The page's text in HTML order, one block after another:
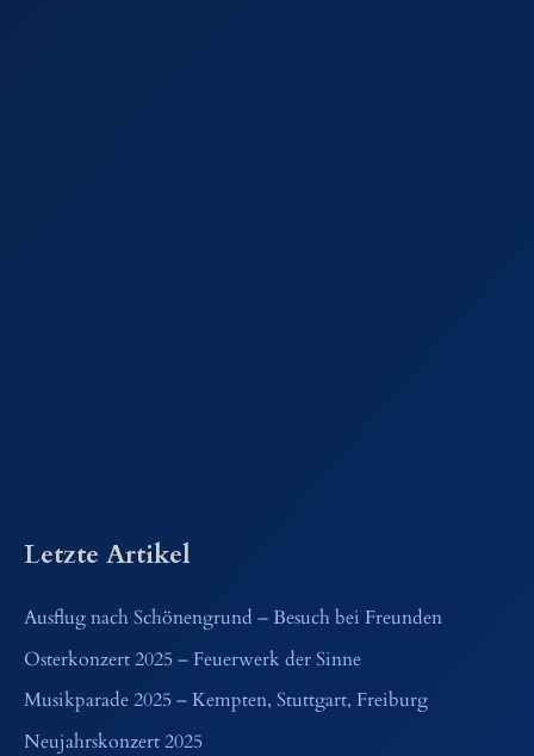
Letzte Artikel
Ausflug nach Schönengrund – Besuch bei Freunden
Osterkonzert 2025 – Feuerwerk der Sinne
Musikparade 2025 – Kempten, Stuttgart, Freiburg
Neujahrskonzert 2025